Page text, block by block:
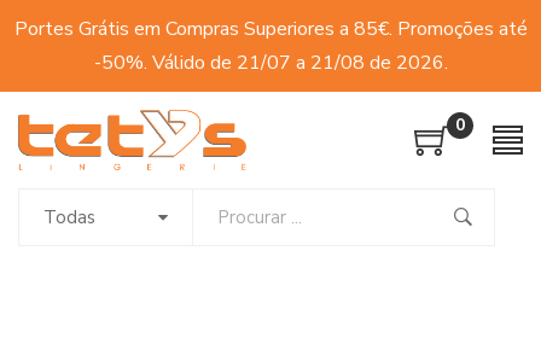
Portes Grátis em Compras Superiores a 85€. Promoções até
-50%. Válido de 21/07 a 21/08 de 2026.
0
Todas